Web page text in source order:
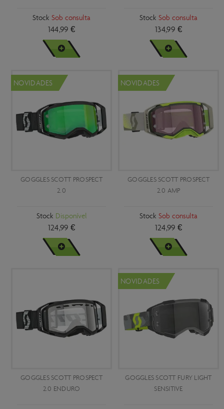
Stock Sob consulta
144,99 €
VER MAIS
Stock Sob consulta
134,99 €
VER MAIS
NOVIDADES
GOGGLES SCOTT PROSPECT
2.0
Stock Disponível
124,99 €
VER MAIS
NOVIDADES
GOGGLES SCOTT PROSPECT
2.0 AMP
Stock Sob consulta
124,99 €
VER MAIS
GOGGLES SCOTT PROSPECT
2.0 ENDURO
NOVIDADES
GOGGLES SCOTT FURY LIGHT
SENSITIVE